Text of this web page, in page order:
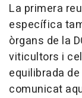
La primera
específica
òrgans de la
viticultors i
equilibrada
comunicat